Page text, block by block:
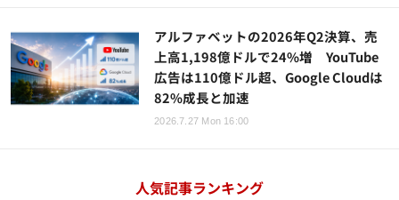
アルファベットの2026年Q2決算、売
上高1,198億ドルで24%増 YouTube
広告は110億ドル超、Google Cloudは
82%成長と加速
2026.7.27 Mon 16:00
人気記事ランキング